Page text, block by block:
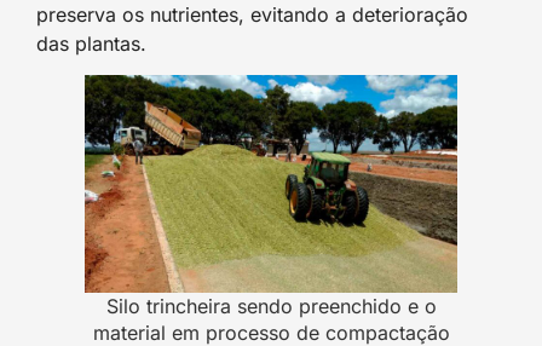
preserva os nutrientes, evitando a deterioração
das plantas.
Silo trincheira sendo preenchido e o
material em processo de compactação